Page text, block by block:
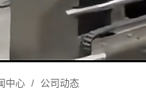
中心 / 公司动态